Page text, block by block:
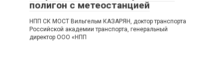
полигон с метеостанцией
НПП СК МОСТ Вильгельм КАЗАРЯН, доктор транспорта
Российской академии транспорта, генеральный
директор ООО «НПП